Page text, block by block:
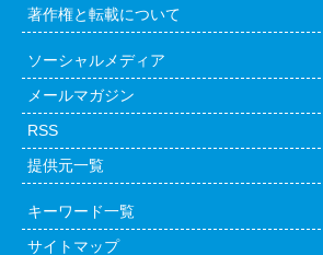
著作権と転載について
ソーシャルメディア
メールマガジン
RSS
提供元一覧
キーワード一覧
サイトマップ